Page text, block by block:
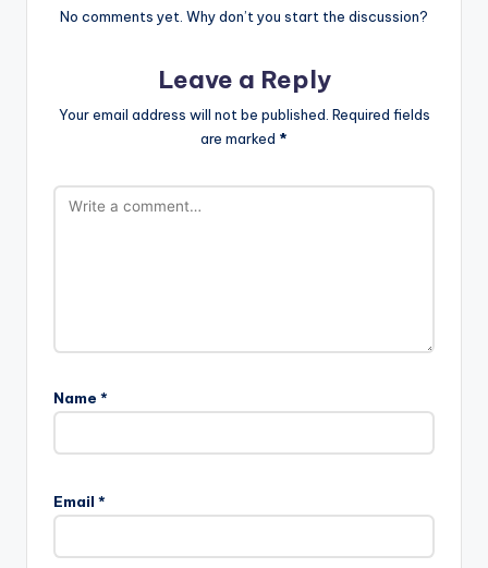
No comments yet. Why don’t you start the discussion?
Leave a Reply
Your email address will not be published. Required fields
are marked *
Name *
Email *